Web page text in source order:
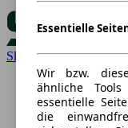
Skoda
Essentielle
Wir bzw.
ähnliche
essentielle
die